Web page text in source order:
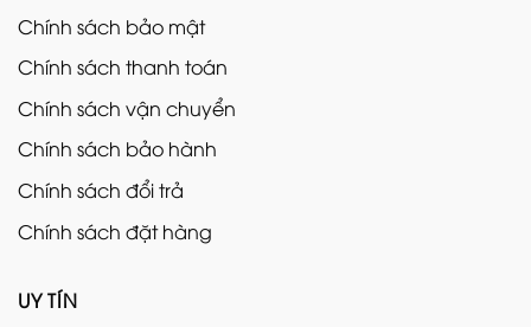
Chính sách bảo mật
Chính sách thanh toán
Chính sách vận chuyển
Chính sách bảo hành
Chính sách đổi trả
Chính sách đặt hàng
UY TÍN